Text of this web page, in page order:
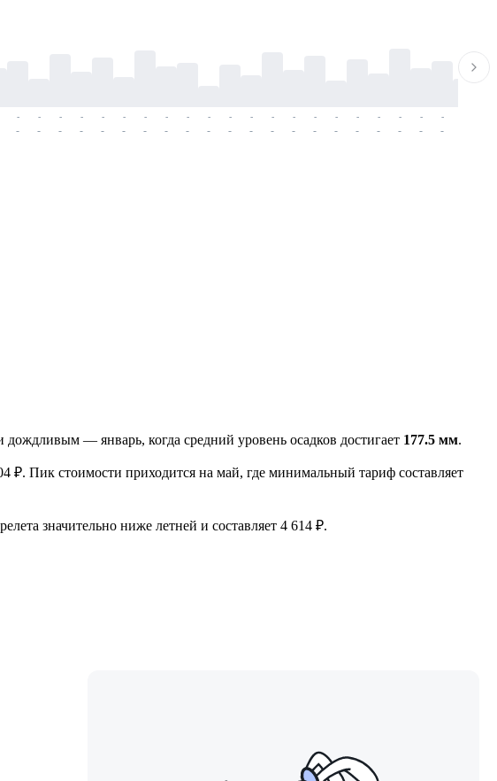
-
-
-
-
-
-
-
-
-
-
-
-
-
-
-
-
-
-
-
-
-
-
-
-
-
-
-
-
-
-
-
-
-
-
-
-
-
-
-
-
-
-
дождливым — январь, когда средний уровень осадков достигает 177.5 мм.
₽. Пик стоимости приходится на май, где минимальный тариф составляет
значительно ниже летней и составляет 4 614 ₽.